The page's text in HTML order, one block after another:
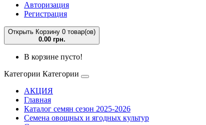
Авторизация
Регистрация
Открыть Корзину 0 товар(ов)
0.00 грн.
В корзине пусто!
Категории Категории
АКЦИЯ
Главная
Каталог семян сезон 2025-2026
Семена овощных и ягодных культур